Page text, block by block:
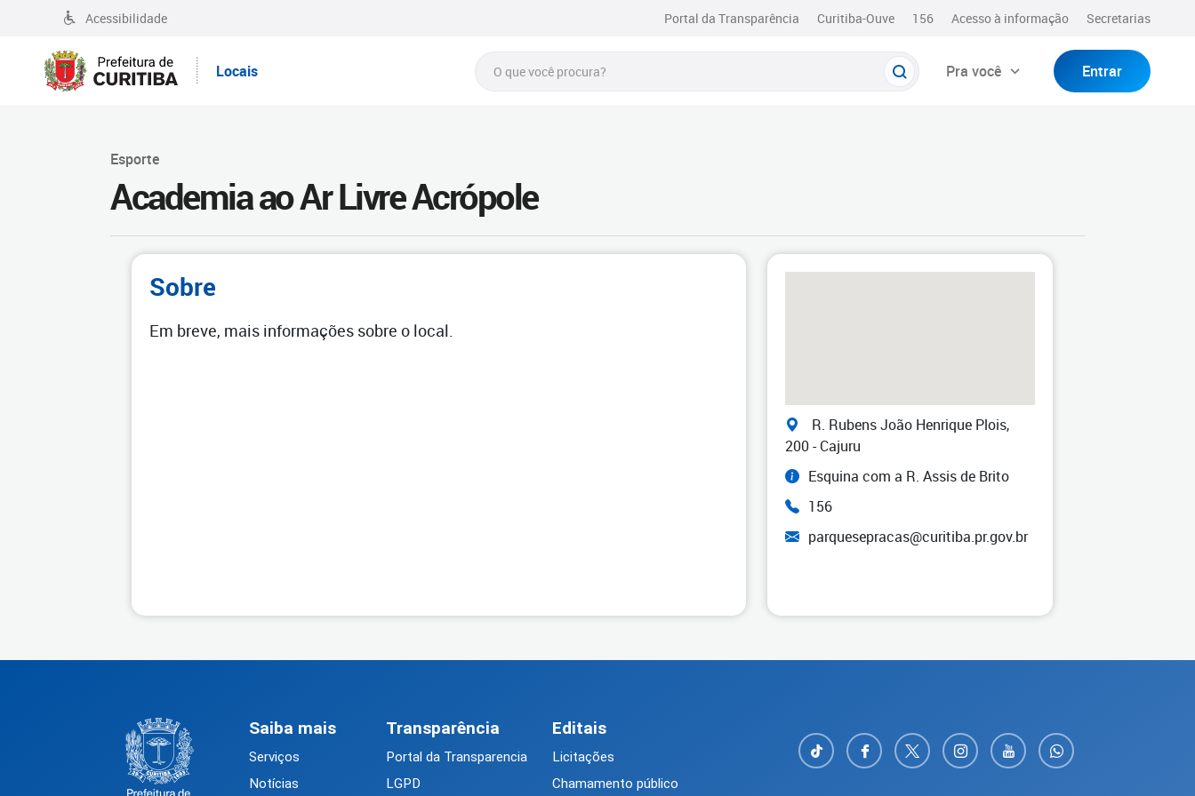
Acessibilidade Portal da Transparência Curitiba-Ouve 156 Acesso à informação Secretarias
Locais Pra você Entrar
Esporte
Academia ao Ar Livre Acrópole
Sobre
Em breve, mais informações sobre o local.
R. Rubens João Henrique Plois,
200 - Cajuru
Esquina com a R. Assis de Brito
156
parquesepracas@curitiba.pr.gov.br
Saiba mais
Serviços
Notícias
Transparência
Portal da Transparencia
LGPD
Editais
Licitações
Chamamento público